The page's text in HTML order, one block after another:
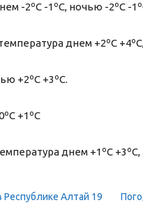
-2ºС -1ºС, ночью -2ºС -
днем +2ºС
+2ºС +3ºС.
+1ºС
днем +1ºС +3ºС,
Республике Алтай 19